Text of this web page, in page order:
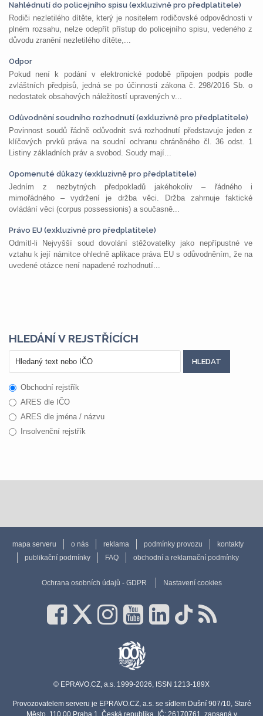
Nahlédnutí do policejního spisu (exkluzivně pro předplatitele)
Rodiči nezletilého dítěte, který je nositelem rodičovské odpovědnosti v
plném rozsahu, nelze odepřít přístup do policejního spisu, vedeného z
důvodu zranění nezletilého dítěte,...
Odpor
Pokud není k podání v elektronické podobě připojen podpis podle
zvláštních předpisů, jedná se po účinnosti zákona č. 298/2016 Sb. o
nedostatek obsahových náležitostí upravených v...
Odůvodnění soudního rozhodnutí (exkluzivně pro předplatitele)
Povinnost soudů řádně odůvodnit svá rozhodnutí představuje jeden z
klíčových prvků práva na soudní ochranu chráněného čl. 36 odst. 1
Listiny základních práv a svobod. Soudy mají...
Opomenuté důkazy (exkluzivně pro předplatitele)
Jedním z nezbytných předpokladů jakéhokoliv – řádného i
mimořádného – vydržení je držba věci. Držba zahrnuje faktické
ovládání věci (corpus possessionis) a současně...
Právo EU (exkluzivně pro předplatitele)
Odmítl-li Nejvyšší soud dovolání stěžovatelky jako nepřípustné ve
vztahu k její námitce ohledně aplikace práva EU s odůvodněním, že na
uvedené otázce není napadené rozhodnutí...
HLEDÁNÍ V REJSTŘÍCÍCH
Obchodní rejstřík
ARES dle IČO
ARES dle jména / názvu
Insolvenční rejstřík
mapa serveru o nás reklama podmínky provozu
kontakty
publikační podmínky
FAQ obchodní a reklamační podmínky
Ochrana osobních údajů - GDPR Nastavení cookies
© EPRAVO.CZ, a.s. 1999-2026, ISSN 1213-189X
Provozovatelem serveru je EPRAVO.CZ, a.s. se sídlem Dušní 907/10, Staré
Město, 110 00 Praha 1, Česká republika, IČ: 26170761, zapsaná v